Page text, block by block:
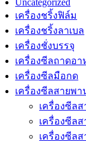
เครื่องชริ้งฟิล์ม
เครื่องชริ้งลาเบล
เครื่องชั่งบรรจุ
เครื่องซีลถาดอา
เครื่องซีลมือกด
เครื่องซีลสายพา
เครื่องซีล
เครื่องซีล
เครื่องซีล